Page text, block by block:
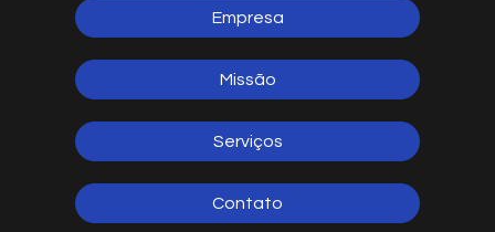
Empresa
Missão
Serviços
Contato